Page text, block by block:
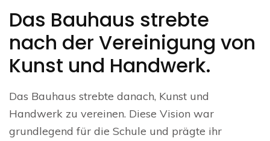
Das Bauhaus strebte
nach der Vereinigung von
Kunst und Handwerk.
Das Bauhaus strebte danach, Kunst und
Handwerk zu vereinen. Diese Vision war
grundlegend für die Schule und prägte ihr